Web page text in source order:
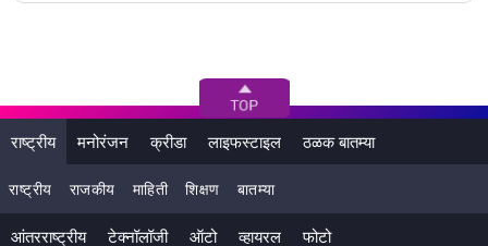
राष्ट्रीय मनोरंजन क्रीडा लाइफस्टाइल ठळक बातम्या
राष्ट्रीय राजकीय माहिती शिक्षण बातम्या
आंतरराष्ट्रीय टेक्नॉलॉजी ऑटो व्हायरल फोटो